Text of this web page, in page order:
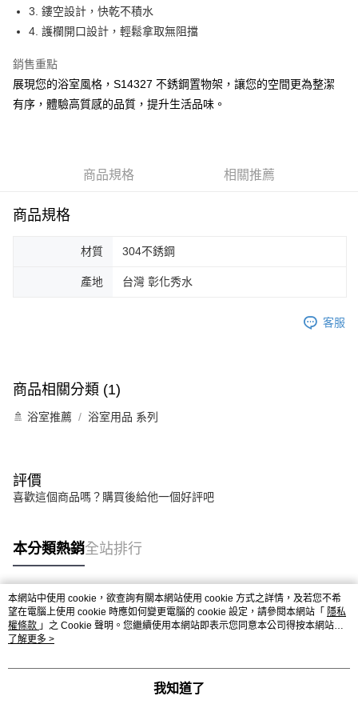
付款後7-11取貨
7-11取貨(快速到店)
每筆NT$85
3. 鏤空設計，快乾不積水
4. 護欄開口設計，輕鬆拿取無阻擋
銷售重點
展現您的浴室風格，S14327 不銹鋼置物架，讓您的空間更為整潔
有序，體驗高質感的品質，提升生活品味。
商品規格 相關推薦
商品規格
材質 304不銹鋼
產地 台灣 彰化秀水
客服
商品相關分類 (1)
🚿 浴室推薦 浴室用品 系列
評價
喜歡這個商品嗎？購買後給他一個好評吧
本分類熱銷全站排行
熱門標籤
本網站中使用 cookie，欲查詢有關本網站使用 cookie 方式之詳情，及若您不希
望在電腦上使用 cookie 時應如何變更電腦的 cookie 設定，請參閱本網站「 隱私
權條款 」之 Cookie 聲明。您繼續使用本網站即表示您同意本公司得按本網站使
用條款之 Cookie 聲明使用 cookie。
了解更多 >
我知道了